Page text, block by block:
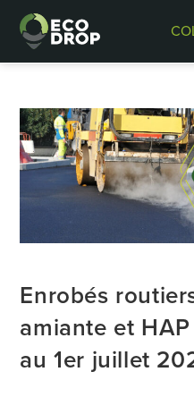
Enrobés
amiante et
au 1er juillet